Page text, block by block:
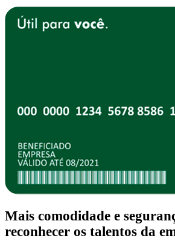
Mais comodidade e
reconhecer os talentos da